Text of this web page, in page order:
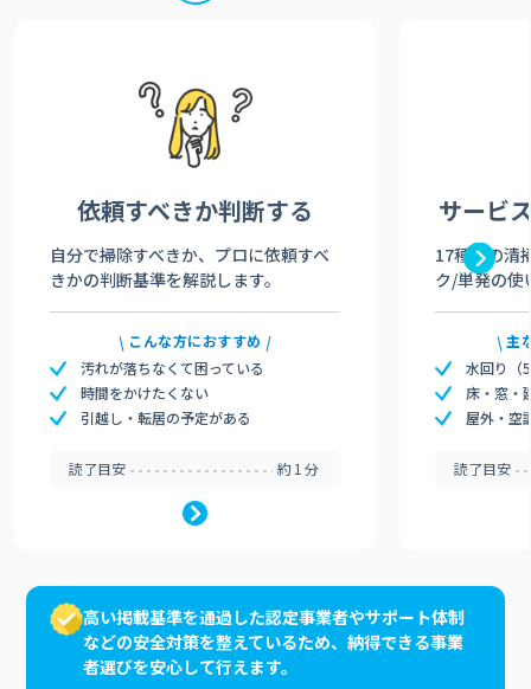
依頼すべきか判断する
自分で掃除すべきか、プロに依頼すべ
きかの判断基準を解説します。
こんな方におすすめ
汚れが落ちなくて困っている
時間をかけたくない
引越し・転居の予定がある
読了目安 約1分
サービ
17種類の清
ク/単発の使
主
水回り（
床・窓・
屋外・空
読了目安
高い掲載基準を通過した認定事業者やサポート体制
などの安全対策を整えているため、納得できる事業
者選びを安心して行えます。